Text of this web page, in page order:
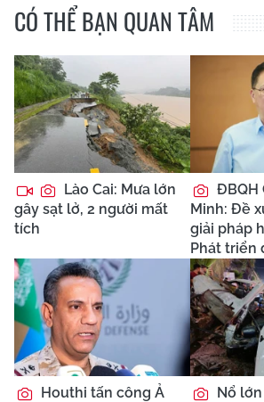
CÓ THỂ BẠN QUAN TÂM
Lào Cai: Mưa lớn
gây sạt lở, 2 người mất
tích
ĐBQH
Minh: Đề
giải pháp
Phát triển
Houthi tấn công Ả
Nổ